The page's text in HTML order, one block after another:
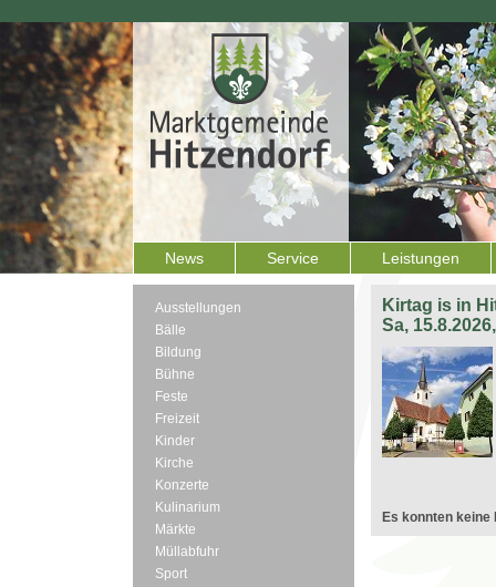
News Service Leistungen
Ausstellungen
Bälle
Bildung
Bühne
Feste
Freizeit
Kinder
Kirche
Konzerte
Kulinarium
Märkte
Müllabfuhr
Sport
Kirtag is in
Sa,
Es konnten keine